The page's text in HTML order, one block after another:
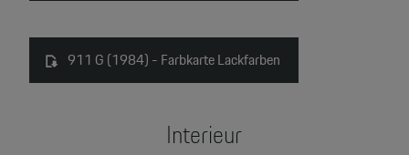
911 G (1984) - Farbkarte Lackfarben
Interieur